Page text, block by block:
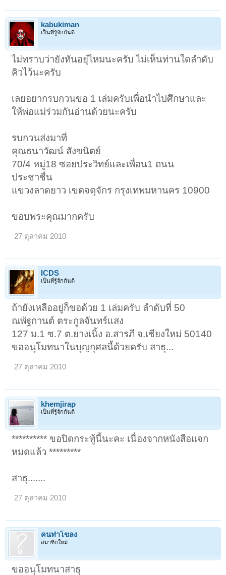
kabukiman
เป็นที่รู้จักกันดี
ไม่ทราบว่ายังทันอยุ๋ไหมนะครับ ไม่เห็นท่านใดลำดับ
คิวไว้นะครับ
เลยอยากรบกวนขอ 1 เล่มครับเพื่อนำไปศึกษาและ
ให้พ่อแม่ร่วมกันอ่านด้วยนะครับ
รบกวนส่งมาที่
คุณธนาวัฒน์ สังขนิตย์
70/4 หมู่18 ซอยประวิทย์และเพื่อน1 ถนน
ประชาชื่น
แขวงลาดยาว เขตจตุจักร กรุงเทพมหานคร 10900
ขอบพระคุณมากครับ
27 ตุลาคม 2010
ICDS
เป็นที่รู้จักกันดี
ถ้ายังเหลืออยู่ก็ขอด้วย 1 เล่มครับ ลำดับที่ 50
ณพัฐกานต์ ตระกูลจันทร์แสง
127 ม.1 ซ.7 ต.ยางเนิ้ง อ.สารภี จ.เชียงใหม่ 50140
ขออนุโมทนาในบุญกุศลนี้ด้วยครับ สาธุ...
27 ตุลาคม 2010
khemjirap
เป็นที่รู้จักกันดี
********** ขอปิดกระทู้นี้นะคะ เนื่องจากหนังสือแจก
หมดแล้ว *********
สาธุ.......
27 ตุลาคม 2010
คนท่าโขลง
สมาชิกใหม่
ขออนุโมทนาสาธุ